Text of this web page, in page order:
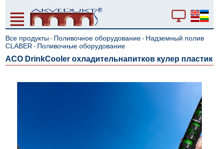
Все продукты - Поливочное оборудование - Надземный полив
CLABER - Поливочные оборудование
ACO DrinkCooler охладительнапитков кулер пластик